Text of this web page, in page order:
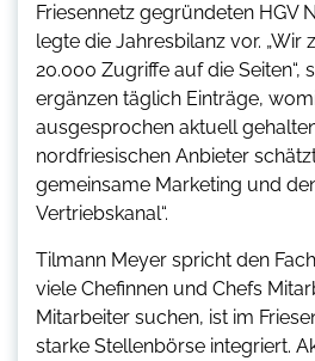
Friesennetz gegründeten HGV
legte die Jahresbilanz vor. „Wir
20.000 Zugriffe auf die Seiten“,
ergänzen täglich Einträge,
ausgesprochen aktuell
nordfriesischen Anbieter
gemeinsame Marketing und
Vertriebskanal“.
Tilmann Meyer spricht den
viele Chefinnen und Chefs
Mitarbeiter suchen, ist im
starke Stellenbörse integriert.